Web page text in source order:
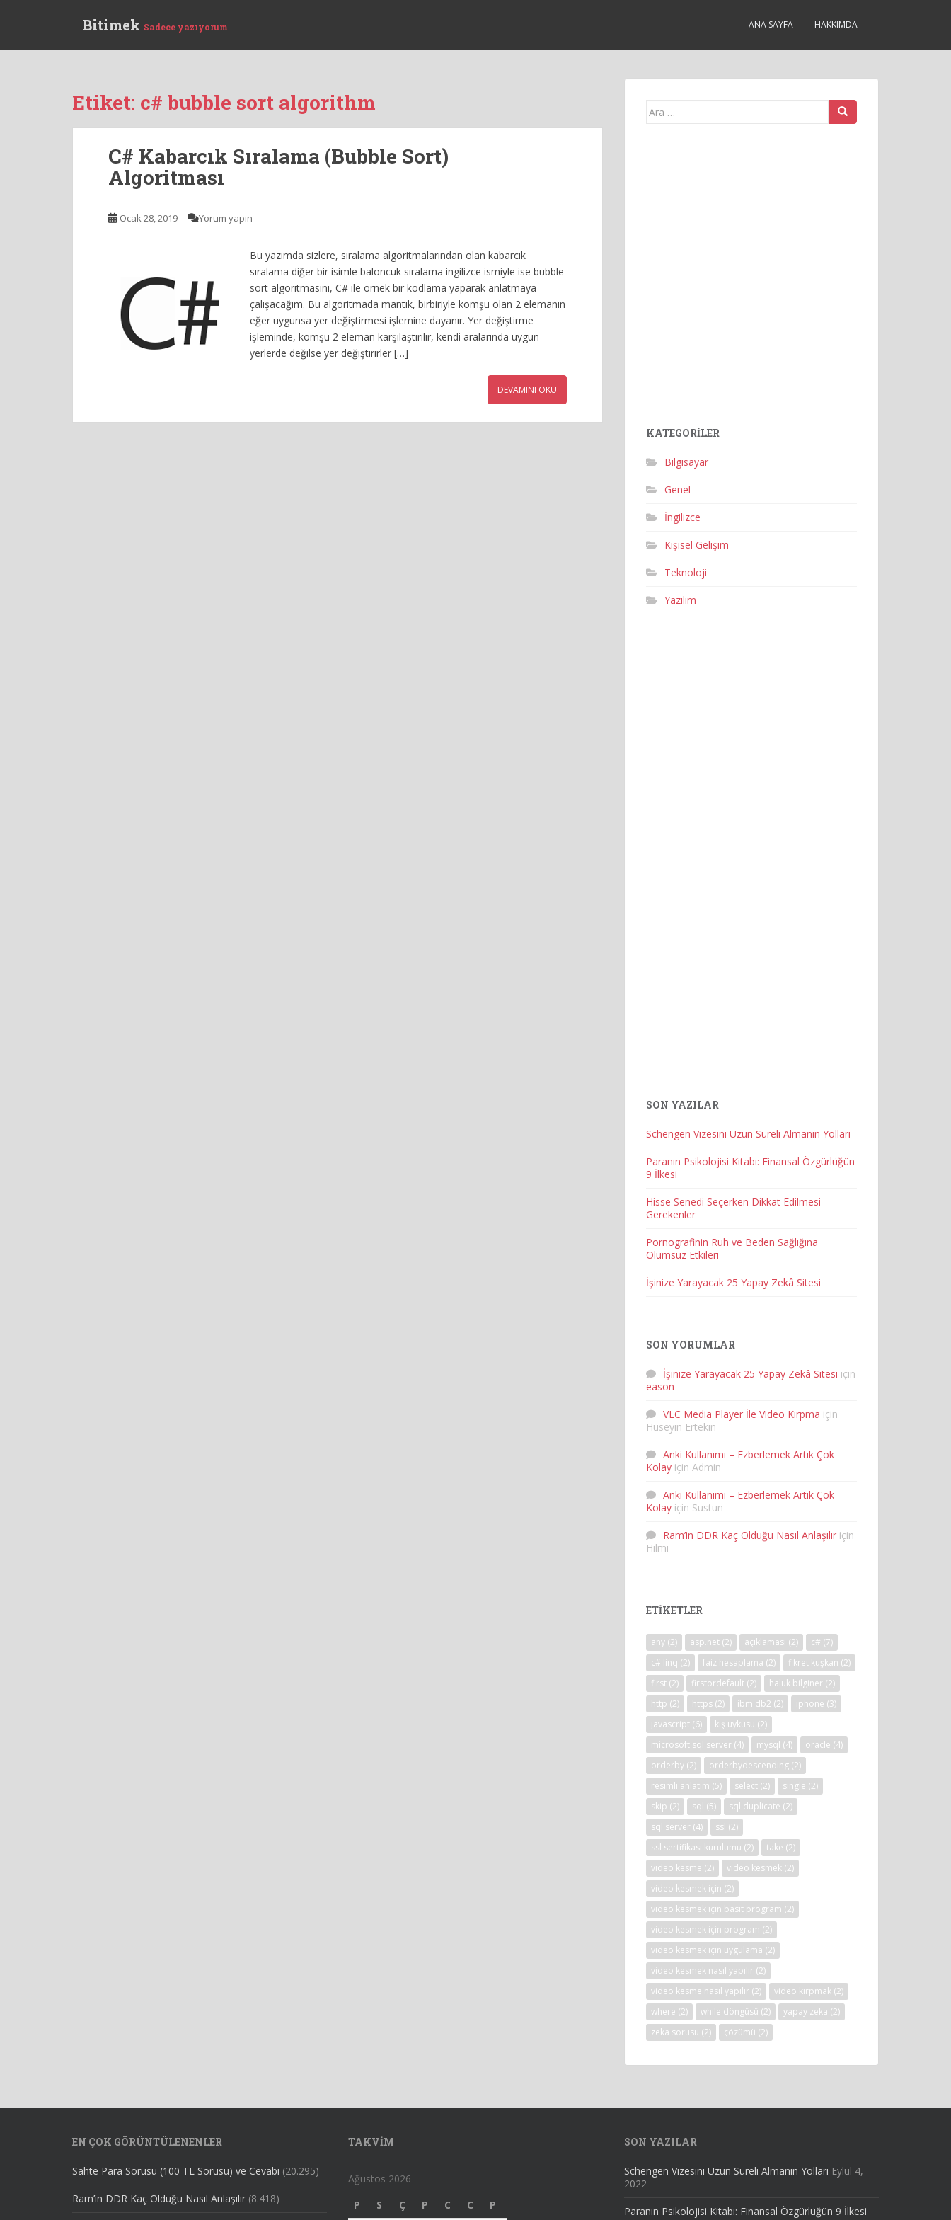
Bitimek Sadece yazıyorum ANA SAYFA HAKKIMDA
Etiket: c# bubble sort algorithm
C# Kabarcık Sıralama (Bubble Sort)
Algoritması
Ocak 28, 2019 Yorum yapın
Bu yazımda sizlere, sıralama algoritmalarından olan kabarcık
sıralama diğer bir isimle baloncuk sıralama ingilizce ismiyle ise bubble
sort algoritmasını, C# ile örnek bir kodlama yaparak anlatmaya
çalışacağım. Bu algoritmada mantık, birbiriyle komşu olan 2 elemanın
eğer uygunsa yer değiştirmesi işlemine dayanır. Yer değiştirme
işleminde, komşu 2 eleman karşılaştırılır, kendi aralarında uygun
yerlerde değilse yer değiştirirler […]
DEVAMINI OKU
Arama
KATEGORILER
Bilgisayar
Genel
İngilizce
Kişisel Gelişim
Teknoloji
Yazılım
SON YAZILAR
Schengen Vizesini Uzun Süreli Almanın Yolları
Paranın Psikolojisi Kitabı: Finansal Özgürlüğün
9 İlkesi
Hisse Senedi Seçerken Dikkat Edilmesi
Gerekenler
Pornografinin Ruh ve Beden Sağlığına
Olumsuz Etkileri
İşinize Yarayacak 25 Yapay Zekâ Sitesi
SON YORUMLAR
İşinize Yarayacak 25 Yapay Zekâ Sitesi için
eason
VLC Media Player İle Video Kırpma için
Huseyin Ertekin
Anki Kullanımı – Ezberlemek Artık Çok
Kolay için Admin
Anki Kullanımı – Ezberlemek Artık Çok
Kolay için Sustun
Ram’in DDR Kaç Olduğu Nasıl Anlaşılır için
Hilmi
ETIKETLER
any (2) asp.net (2) açıklaması (2) c# (7)
c# linq (2) faiz hesaplama (2) fikret kuşkan (2)
first (2) firstordefault (2) haluk bilginer (2)
http (2) https (2) ibm db2 (2) iphone (3)
javascript (6) kış uykusu (2)
microsoft sql server (4) mysql (4) oracle (4)
orderby (2) orderbydescending (2)
resimli anlatım (5) select (2) single (2)
skip (2) sql (5) sql duplicate (2)
sql server (4) ssl (2)
ssl sertifikası kurulumu (2) take (2)
video kesme (2) video kesmek (2)
video kesmek için (2)
video kesmek için basit program (2)
video kesmek için program (2)
video kesmek için uygulama (2)
video kesmek nasıl yapılır (2)
video kesme nasıl yapılır (2) video kırpmak (2)
where (2) while döngüsü (2) yapay zeka (2)
zeka sorusu (2) çözümü (2)
EN ÇOK GÖRÜNTÜLENENLER
Sahte Para Sorusu (100 TL Sorusu) ve Cevabı (20.295)
Ram’in DDR Kaç Olduğu Nasıl Anlaşılır (8.418)
TAKVIM
Ağustos 2026
P
S Ç P C C P
SON YAZILAR
Schengen Vizesini Uzun Süreli Almanın Yolları Eylül 4,
2022
Paranın Psikolojisi Kitabı: Finansal Özgürlüğün 9 İlkesi